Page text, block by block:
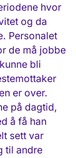
hvor
og da
Personalet
de må jobbe
bli
er over.
på dagtid,
å få han
sett var
til andre